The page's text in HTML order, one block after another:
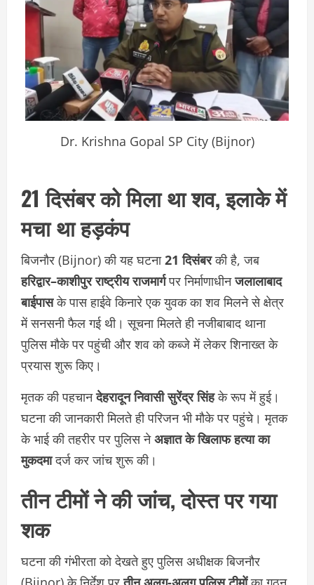
Dr. Krishna Gopal SP City (Bijnor)
21 दिसंबर को मिला था शव, इलाके में
मचा था हड़कंप
बिजनौर (Bijnor) की यह घटना21 दिसंबरकी है, जब
हरिद्वार–काशीपुर राष्ट्रीय राजमार्गपर निर्माणाधीनजलालाबाद
बाईपासके पास हाईवे किनारे एक युवक का शव मिलने से क्षेत्र
में सनसनी फैल गई थी। सूचना मिलते ही नजीबाबाद थाना
पुलिस मौके पर पहुंची और शव को कब्जे में लेकर शिनाख्त के
प्रयास शुरू किए।
मृतक की पहचानदेहरादून निवासी सुरेंद्र सिंहके रूप में हुई।
घटना की जानकारी मिलते ही परिजन भी मौके पर पहुंचे। मृतक
के भाई की तहरीर पर पुलिस नेअज्ञात के खिलाफ हत्या का
मुकदमादर्ज कर जांच शुरू की।
तीन टीमों ने की जांच, दोस्त पर गया
शक
घटना की गंभीरता को देखते हुए पुलिस अधीक्षक बिजनौर